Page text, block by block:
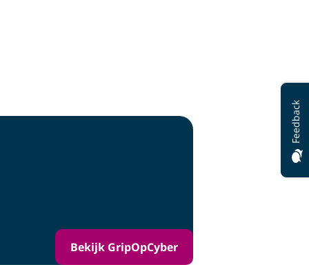
Bekijk GripOpCyber
Feedback